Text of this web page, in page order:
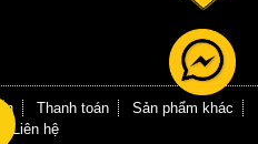
Thanh toán
Sản phẩm khác
Liên hệ